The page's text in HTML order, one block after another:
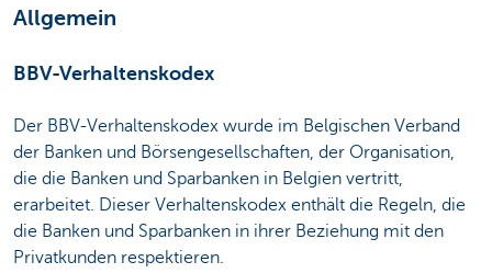
Allgemein
BBV-Verhaltenskodex
Der BBV-Verhaltenskodex wurde im Belgischen Verband
der Banken und Börsengesellschaften, der Organisation,
die die Banken und Sparbanken in Belgien vertritt,
erarbeitet. Dieser Verhaltenskodex enthält die Regeln, die
die Banken und Sparbanken in ihrer Beziehung mit den
Privatkunden respektieren.